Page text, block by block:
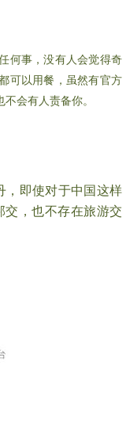
何事，没有人会觉得奇
可以用餐，虽然有官方
会有人责备你。
，即使对于中国这样
交，也不存在旅游交